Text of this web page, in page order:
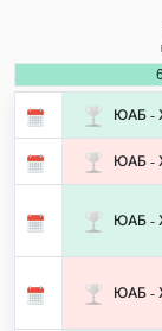
ЮАБ -
ЮАБ -
ЮАБ -
ЮАБ -